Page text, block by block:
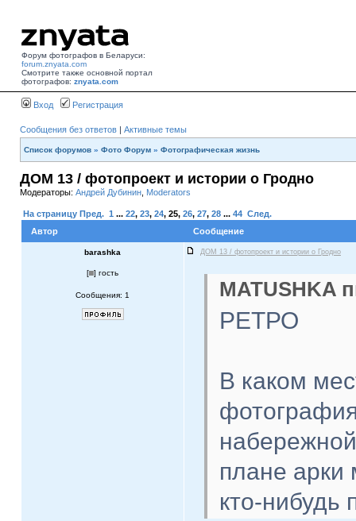
Форум фотографов в Беларуси:
forum.znyata.com
Смотрите также основной портал
фотографов: znyata.com
Вход Регистрация
Сообщения без ответов | Активные темы
Список форумов » Фото Форум » Фотографическая жизнь
ДОМ 13 / фотопроект и истории о Гродно
Модераторы: Андрей Дубинин Moderators
На страницу Пред. 1 ... 22, 23, 24, 25, 26, 27, 28 ... 44 След.
Автор
Сообщение
barashka ДОМ 13 / фотопроект и истории о Гродно
[ ] гость
Сообщения: 1 MATUSHKA
РЕТРО
В каком
плане арки
кто-нибудь